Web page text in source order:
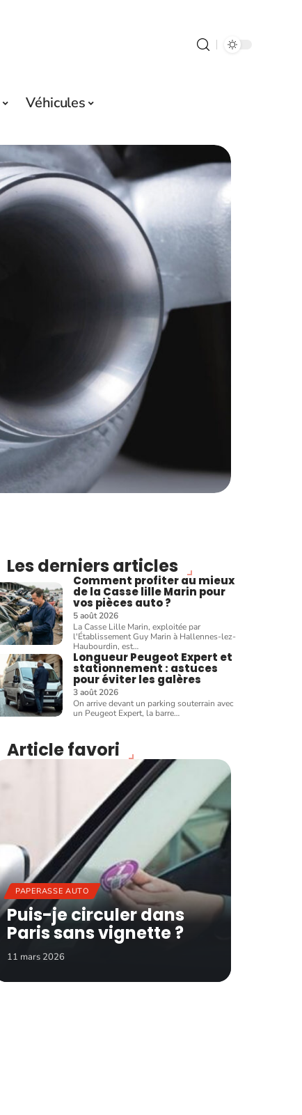
Véhicules
Les derniers articles
Comment profiter au mieux
de la Casse lille Marin pour
vos pièces auto ?
5 août 2026
La Casse Lille Marin, exploitée par
l'Établissement Guy Marin à Hallennes-lez-
Haubourdin, est…
Longueur Peugeot Expert et
stationnement : astuces
pour éviter les galères
3 août 2026
On arrive devant un parking souterrain avec
un Peugeot Expert, la barre…
Article favori
PAPERASSE AUTO
Puis-je circuler dans
Paris sans vignette ?
11 mars 2026